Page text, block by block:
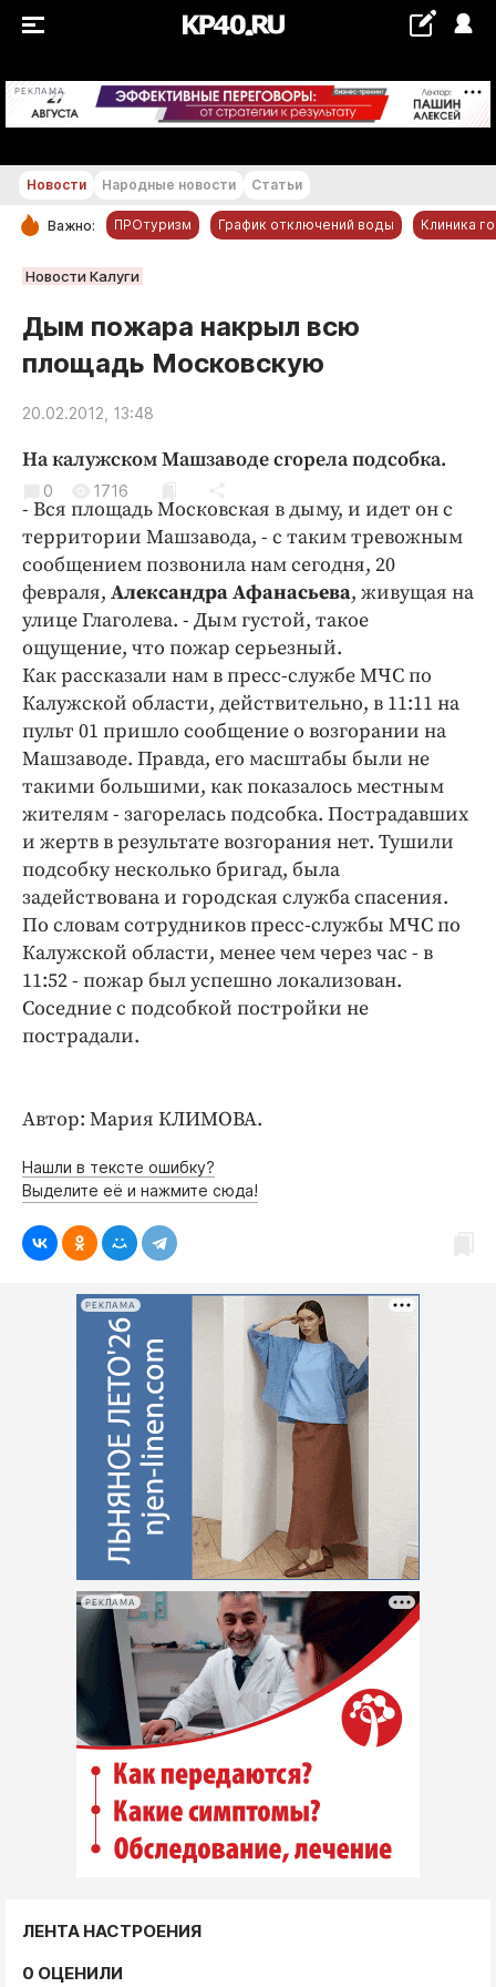
РЕКЛАМА +25...+26 °С
РУБРИКИ
Новости компаний
Статьи
Народные новости
Благоустройство
Криминал
Культура
Недвижимость и ЖКХ
Образование
Общество
Погода
Праздники
Происшествия
Спорт
Экономика и бизнес
ПРОЕКТЫ
Блоги
Издания
Медиаперсона
Интересное чтиво
Клиника года
Новости Народные новости Статьи
Важно: ПРОтуризм График отключений воды Клиника
Новости Калуги
Дым пожара накрыл всю
площадь Московскую
20.02.2012, 13:48
На калужском Машзаводе сгорела подсобка.
0 1716
- Вся площадь Московская в дыму, и идет он с
территории Машзавода, - с таким тревожным
сообщением позвонила нам сегодня, 20
февраля, Александра Афанасьева, живущая на
улице Глаголева. - Дым густой, такое
ощущение, что пожар серьезный.
Как рассказали нам в пресс-службе МЧС по
Калужской области, действительно, в 11:11 на
пульт 01 пришло сообщение о возгорании на
Машзаводе. Правда, его масштабы были не
такими большими, как показалось местным
жителям - загорелась подсобка. Пострадавших
и жертв в результате возгорания нет. Тушили
подсобку несколько бригад, была
задействована и городская служба спасения.
По словам сотрудников пресс-службы МЧС по
Калужской области, менее чем через час - в
11:52 - пожар был успешно локализован.
Соседние с подсобкой постройки не
пострадали.
Автор: Мария КЛИМОВА.
Нашли в тексте ошибку?
Выделите её и нажмите сюда!
РЕКЛАМА
РЕКЛАМА
ЛЕНТА НАСТРОЕНИЯ
0 ОЦЕНИЛИ